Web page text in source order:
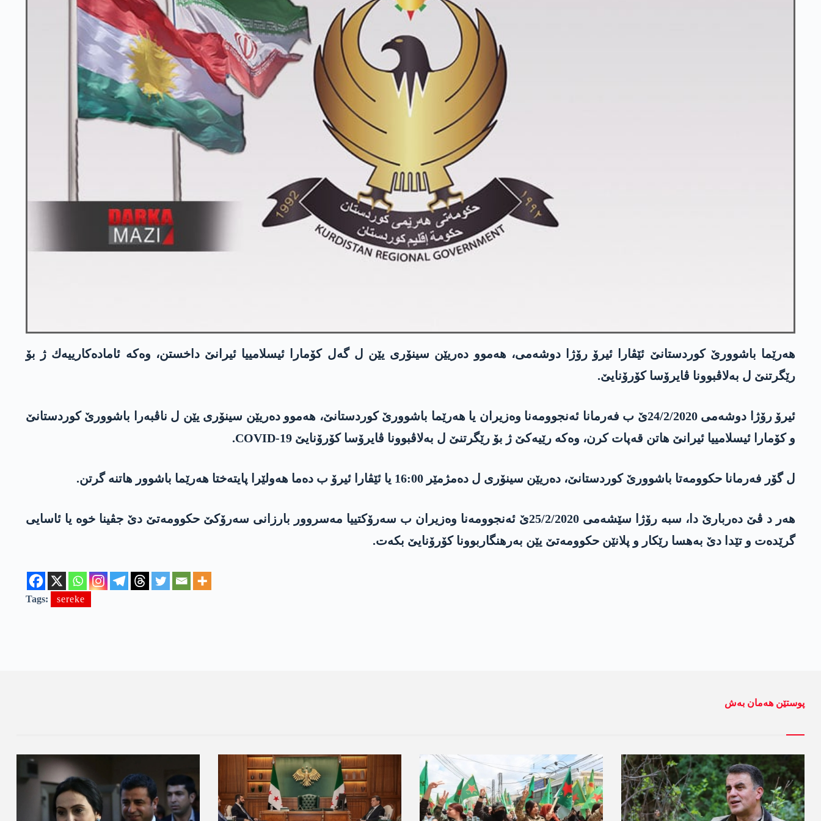
هه‌رێما باشوورێ كوردستانێ ئێڤارا ئیرۆ رۆژا دوشه‌می، هه‌موو ده‌ریێن سینۆری یێن ل گه‌ل كۆمارا ئیسلامییا ئیرانێ داخستن، وه‌كه‌ ئاماده‌كارییه‌ك ژ بۆ
رێگرتنێ ل به‌لاڤبوونا ڤایرۆسا كۆرۆنایێ.
ئیرۆ رۆژا دوشه‌می 24/2/2020ێ ب فه‌رمانا ئه‌نجوومه‌نا وه‌زیران یا هه‌رێما باشوورێ كوردستانێ، هه‌موو ده‌ریێن سینۆری یێن ل ناڤبه‌را باشوورێ كوردستانێ
و كۆمارا ئیسلامییا ئیرانێ هاتن قه‌پات كرن، وه‌كه‌ رێیه‌كێ ژ بۆ رێگرتنێ ل به‌لاڤبوونا ڤایرۆسا كۆرۆنایێ COVID-19.
ل گۆر فه‌رمانا حكوومه‌تا باشوورێ كوردستانێ، ده‌ریێن سینۆری ل ده‌مژمێر 16:00 یا ئێڤارا ئیرۆ ب ده‌ما هه‌ولێرا پایته‌ختا هه‌رێما باشوور هاتنه‌ گرتن.
هه‌ر د ڤێ ده‌ربارێ دا، سبه‌ رۆژا سێشه‌می 25/2/2020ێ ئه‌نجوومه‌نا وه‌زیران ب سه‌رۆكتییا مه‌سروور بارزانی سه‌رۆكێ حكوومه‌تێ دێ جڤینا خوه‌ یا ئاسایی
گرێده‌ت و تێدا دێ به‌هسا رێكار و پلانێن حكوومه‌تێ یێن به‌رهنگاربوونا كۆرۆنایێ بكه‌ت.
Tags: sereke
پوستێن ھەمان بەش